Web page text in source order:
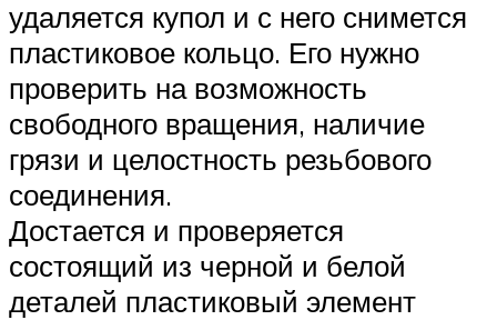
удаляется купол и с него снимется
пластиковое кольцо. Его нужно
проверить на возможность
свободного вращения, наличие
грязи и целостность резьбового
соединения.
Достается и проверяется
состоящий из черной и белой
деталей пластиковый элемент